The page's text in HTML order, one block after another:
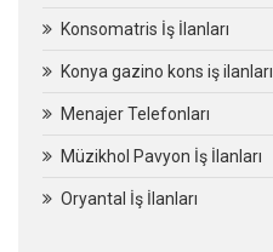
Konsomatris İş İlanları
Konya gazino kons iş ilanları
Menajer Telefonları
Müzikhol Pavyon İş İlanları
Oryantal İş İlanları